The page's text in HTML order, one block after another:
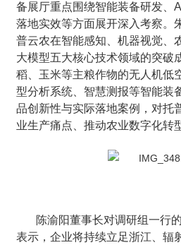
备展厅重点围绕智能装备研发、
落地实效等方面展开深入考察。
普云农在智能感知、机器视觉、
大模型五大核心技术领域的突破
稻、玉米等主粮作物的无人机低
型分析系统、智慧测报等智能装
品创新性与实际落地案例，对托
业生产痛点、推动农业数字化转
陈渝阳董事长对调研组一行
表示，企业将持续立足浙江、辐